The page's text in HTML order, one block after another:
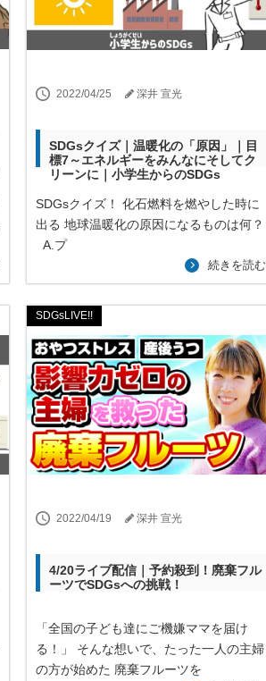
2022/04/25 深井 宣光
SDGsクイズ｜温暖化の「原因」｜目
標7～エネルギーをみんなにそしてク
リーンに｜小学生からのSDGs
SDGsクイズ！ 化石燃料を燃やした時に
出る 地球温暖化の原因になるものは何？
A.プ
続きを読む
SDGsLIVE!!
2022/04/19 深井 宣光
4/20ライブ配信｜予約殺到！廃棄フル
ーツでSDGsへの挑戦！
「全国の子ども達にご機嫌ママを届け
る！」 そんな想いで、たった一人の主婦
の方が始めた 廃棄フルーツを